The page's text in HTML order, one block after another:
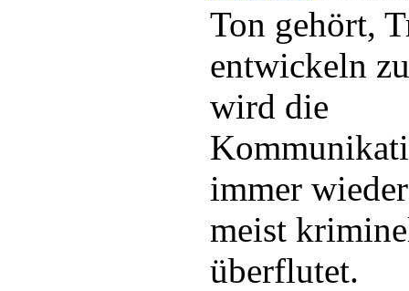
Ton gehört,
entwickeln
wird die
immer
meist
überflutet.